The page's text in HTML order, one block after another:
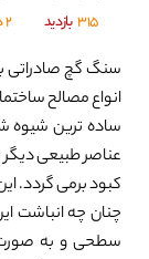
315بازدید 2 دقیقه
سنگ گچ صادراتی
انواع مصالح
ساده ترین شیوه
عناصر طبیعی
کبود برمی گردد.
چنان چه انباشت
سطحی و به صورت